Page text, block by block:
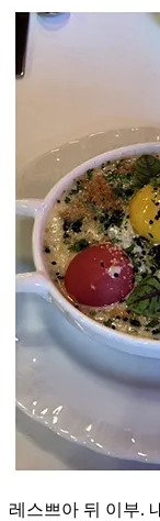
레스쁘아 뒤 이부.